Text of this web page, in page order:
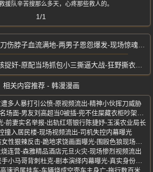
援队辛苦搜那么多天，心疼那些救人的。
1/1
脖子血流满地-两男子恩怨爆发-现场惊魂视频曝光
-原配当场抓包小三撕逼大战-狂野撕衣混战-怒吼声震天
相关内容推荐 - 韩漫漫画
多人暴打引公愤-原视频流出-精神小伙挥刀威胁
武汉红裙女子爆锤男友名场面-男友刘高超当0被插-兜不住屎藏衣柜吵架视频
-前妻实名举报-出轨红塔银行陈捷妤-玉溪农业局长
撞入居民楼-现场视频流出-司机失控内幕曝光
印度阿三袭胸事件-三族女性狠辣反击-跪地求饶画面曝光-围殴色狼现场视频
连营-森雅精品酒店元旦火灾-现场惨烈视频流出
孟加拉车夫事件-一哥联手小马哥背刺杜克-剧本演绎内幕曝光-真实身份揭秘